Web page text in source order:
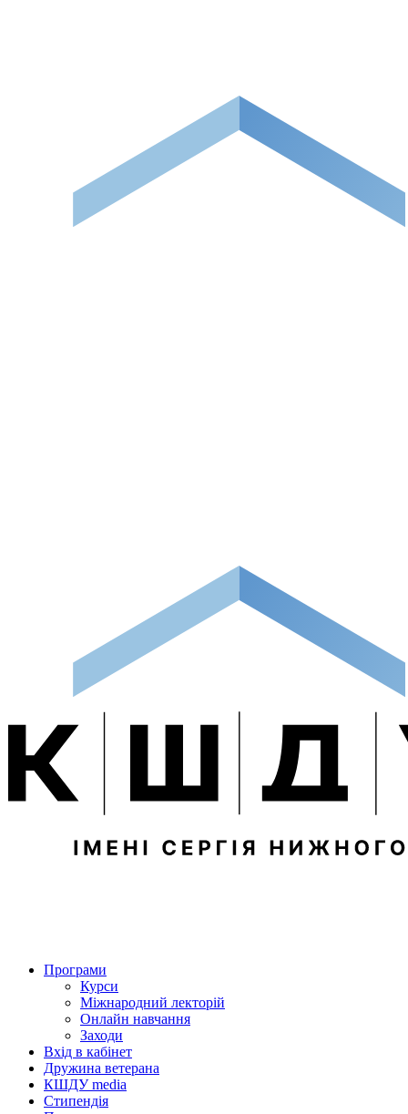
Програми
Курси
Міжнародний лекторій
Онлайн навчання
Заходи
Вхід в кабінет
Дружина ветерана
КШДУ media
Стипендія